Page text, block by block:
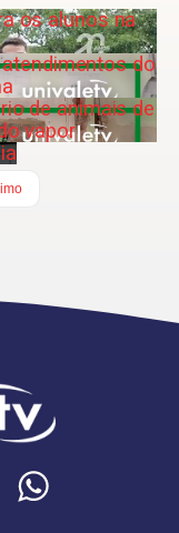
os alunos na
do
de animais de
vapor